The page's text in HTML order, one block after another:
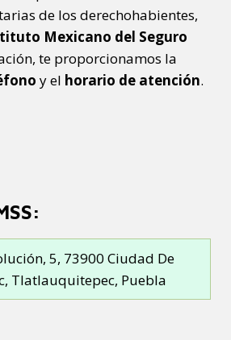
de los derechohabientes,
Mexicano del Seguro
te proporcionamos la
y el horario de atención.
5, 73900 Ciudad De
Tlatlauquitepec, Puebla